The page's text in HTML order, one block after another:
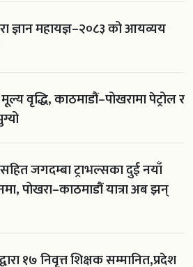
ज्ञान महायज्ञ–२०८३ को आयव्यय
वृद्धि, काठमाडौं–पोखरामा पेट्रोल र
जगदम्बा ट्राभल्सका दुई नयाँ
पोखरा–काठमाडौं यात्रा अब झन्
१७ निवृत्त शिक्षक सम्मानित,प्रदेश